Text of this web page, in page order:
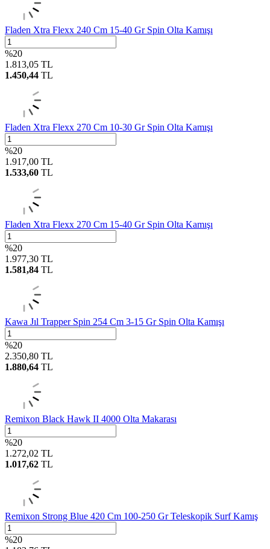
Fladen Xtra Flexx 240 Cm 15-40 Gr Spin Olta Kamışı
%20
1.813,05 TL
1.450,44 TL
Fladen Xtra Flexx 270 Cm 10-30 Gr Spin Olta Kamışı
%20
1.917,00 TL
1.533,60 TL
Fladen Xtra Flexx 270 Cm 15-40 Gr Spin Olta Kamışı
%20
1.977,30 TL
1.581,84 TL
Kawa Jıl Trapper Spin 254 Cm 3-15 Gr Spin Olta Kamışı
%20
2.350,80 TL
1.880,64 TL
Remixon Black Hawk II 4000 Olta Makarası
%20
1.272,02 TL
1.017,62 TL
Remixon Strong Blue 420 Cm 100-250 Gr Teleskopik Surf Kamış
%20